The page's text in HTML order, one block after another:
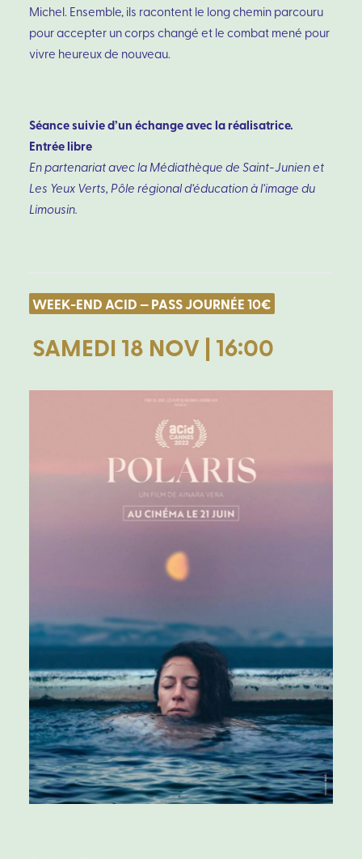
Michel. Ensemble, ils racontent le long chemin parcouru
pour accepter un corps changé et le combat mené pour
vivre heureux de nouveau.
Séance suivie d’un échange avec la réalisatrice.
Entrée libre
En partenariat avec la Médiathèque de Saint-Junien et
Les Yeux Verts, Pôle régional d’éducation à l’image du
Limousin.
WEEK-END ACID — PASS JOURNÉE 10€
SAMEDI 18 NOV | 16:00